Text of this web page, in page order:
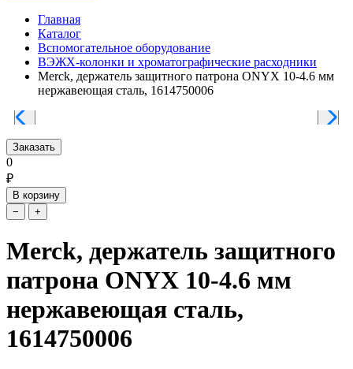
Главная
Каталог
Вспомогательное оборудование
ВЭЖХ-колонки и хроматографические расходники
Merck, держатель защитного патрона ONYX 10-4.6 мм
нержавеющая сталь, 1614750006
Заказать
0
₽
В корзину
−
+
Merck, держатель защитного
патрона ONYX 10-4.6 мм
нержавеющая сталь,
1614750006